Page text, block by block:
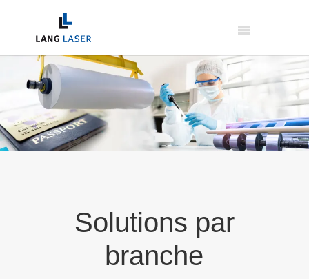
Solutions par
branche